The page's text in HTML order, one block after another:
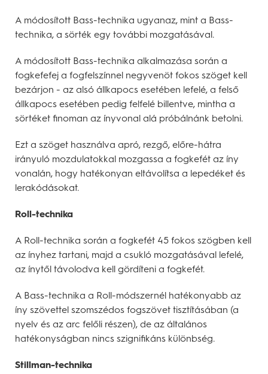
A módosított Bass-technika ugyanaz, mint a Bass-
technika, a sörték egy további mozgatásával.
A módosított Bass-technika alkalmazása során a
fogkefefej a fogfelszínnel negyvenöt fokos szöget kell
bezárjon - az alsó állkapocs esetében lefelé, a felső
állkapocs esetében pedig felfelé billentve, mintha a
sörtéket finoman az ínyvonal alá próbálnánk betolni.
Ezt a szöget használva apró, rezgő, előre-hátra
irányuló mozdulatokkal mozgassa a fogkefét az íny
vonalán, hogy hatékonyan eltávolítsa a lepedéket és
lerakódásokat.
Roll-technika
A Roll-technika során a fogkefét 45 fokos szögben kell
az ínyhez tartani, majd a csukló mozgatásával lefelé,
az ínytől távolodva kell gördíteni a fogkefét.
A Bass-technika a Roll-módszernél hatékonyabb az
íny szövettel szomszédos fogszövet tisztításában (a
nyelv és az arc felőli részen), de az általános
hatékonyságban nincs szignifikáns különbség.
Stillman-technika